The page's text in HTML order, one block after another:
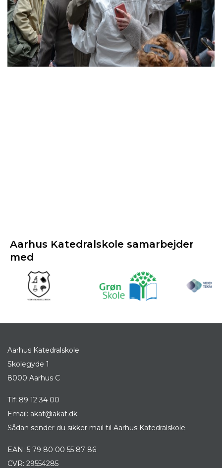
Aarhus Katedralskole samarbejder
med
Aarhus Katedralskole
Skolegyde 1
8000 Aarhus C
Tlf: 89 12 34 00
Email: akat@akat.dk
Sådan sender du sikker mail til Aarhus Katedralskole
EAN: 5 79 80 00 55 87 86
CVR: 29554285